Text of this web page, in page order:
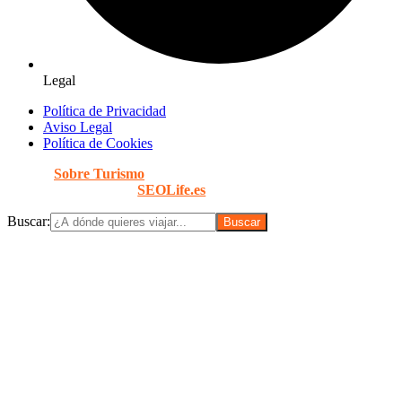
Legal
Política de Privacidad
Aviso Legal
Política de Cookies
Sobre Turismo
porSEOLife.es
Buscar: